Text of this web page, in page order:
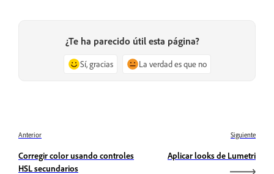
¿Te ha parecido útil esta página?
Sí, gracias La verdad es que no
Anterior
Corregir color usando controles
HSL secundarios
Siguiente
Aplicar looks de Lumetri